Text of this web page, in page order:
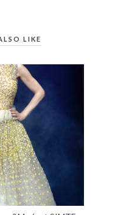
LIKE